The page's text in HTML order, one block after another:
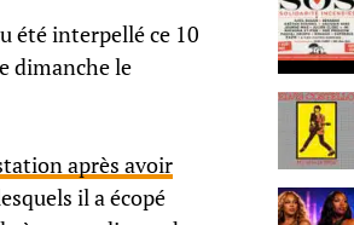
été interpellé ce 10
dimanche le
après avoir
il a écopé